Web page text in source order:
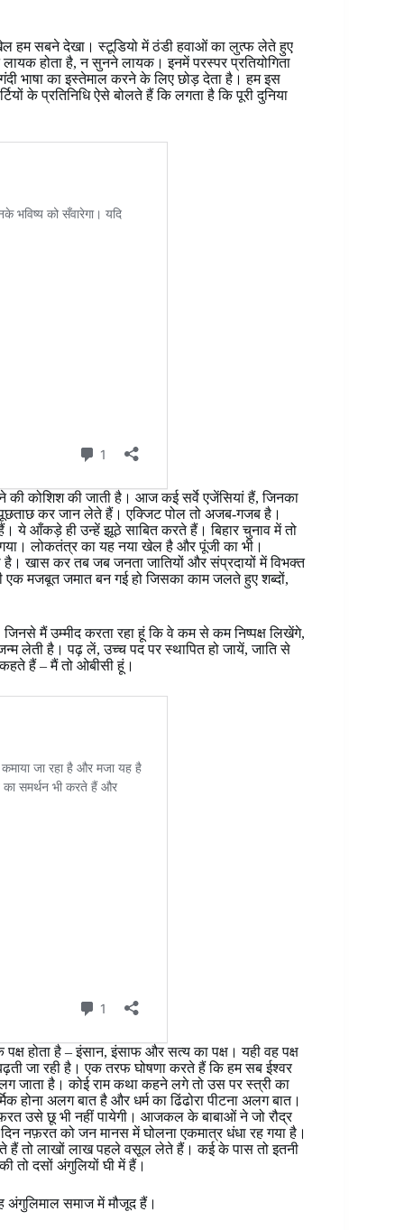
हम सबने देखा। स्टूडियो में ठंडी हवाओं का लुत्फ लेते हुए
होता है, न सुनने लायक। इनमें परस्पर प्रतियोगिता
भाषा का इस्तेमाल करने के लिए छोड़ देता है। हम इस
के प्रतिनिधि ऐसे बोलते हैं कि लगता है कि पूरी दुनिया
कोशिश की जाती है। आज कई सर्वे एजेंसियां हैं, जिनका
कर जान लेते हैं। एक्जिट पोल तो अजब-गजब है।
आँकड़े ही उन्हें झूठे साबित करते हैं। बिहार चुनाव में तो
लोकतंत्र का यह नया खेल है और पूंजी का भी।
खास कर तब जब जनता जातियों और संप्रदायों में विभक्त
एक मजबूत जमात बन गई हो जिसका काम जलते हुए शब्दों,
मैं उम्मीद करता रहा हूं कि वे कम से कम निष्पक्ष लिखेंगे,
लेती है। पढ़ लें, उच्च पद पर स्थापित हो जायें, जाति से
हैं – मैं तो ओबीसी हूं।
होता है – इंसान, इंसाफ और सत्य का पक्ष। यही वह पक्ष
जा रही है। एक तरफ घोषणा करते हैं कि हम सब ईश्वर
जाता है। कोई राम कथा कहने लगे तो उस पर स्त्री का
होना अलग बात है और धर्म का ढिंढोरा पीटना अलग बात।
उसे छू भी नहीं पायेगी। आजकल के बाबाओं ने जो रौद्र
नफ़रत को जन मानस में घोलना एकमात्र धंधा रह गया है।
हैं तो‌ लाखों लाख पहले वसूल लेते हैं। कई के पास तो इतनी
तो दसों अंगुलियों घी में हैं।
अंगुलिमाल समाज में मौजूद हैं।